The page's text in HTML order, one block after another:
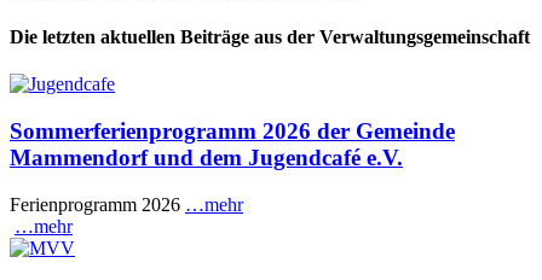
Die letzten aktuellen Beiträge aus der Verwaltungsgemeinschaft
Sommerferienprogramm 2026 der Gemeinde
Mammendorf und dem Jugendcafé e.V.
Ferienprogramm 2026 …mehr
…mehr